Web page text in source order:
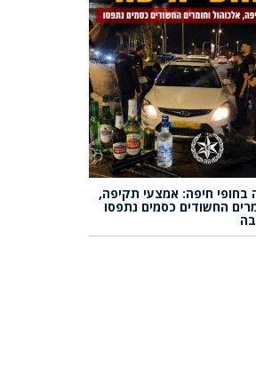
בחופי חיפה: אמצעי תקיפה,
החשודים כסמים נתפסו